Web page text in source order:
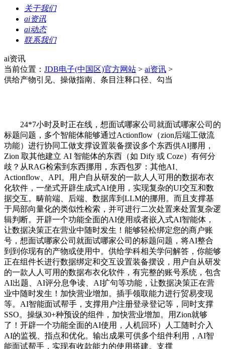
关于我们
ai资讯
ai动态
联系我们
ai资讯
当前位置： JDB电子(中国区)官方网站 > ai资讯 >
供给产物引见、操做指南、条目注释口径、勾当
24*7小时及时正在线，想面试哪家公司就面试哪家公司的
标题问题，多个智能体能够通过Actionflow（zion后端工做流
功能）进行协同工做支撑设置装备摆设多个东西供AI挪用，
Zion 取其他建立 AI 智能体的东西（如 Dify 或 Coze）有何分
歧？从RAG检索到东西挪用，东西包罗：其他AI、
Actionflow、API。用户自从研发的一款人人可用的数据布衣
化软件，一坐式开辟生成式AI使用，实现复杂的UI交互和数
据交互。畴前端、后端、数据库到LLM的挪用。而且支撑基
于局部向量化的类似性检索，并可进行二次处置来处置复杂逻
辑判断。开辟一个功能全面的AI使用或者嵌入式AI智能体，
让数据决策正在营业中随时发生！能够轻松绑定您的商户账
号，想面试哪家公司就面试哪家公司的标题问题，将AI整合
到到你现有的产物或使用中。供给学科相关学问解答，你能够
正在组件长进行数据绑定和交互设置装备摆设，用户自从研发
的一款人人可用的数据布衣化软件，有完整的账号系统，包含
AI出题、AI评分息争读、AI扩句等功能，让数据决策正在营
业中随时发生！加快营业增加。插手领取能力进行贸易变现
等。AI智能面试帮手，支撑用户注册登录登记等，同时支撑
SSO。操纵30+种预设的组件，加快营业增加。用Zion就够
了！开辟一个功能全面的AI使用，人机回环）人工随时介入
AI的监视、指点和优化。输出成果可供多个组件利用，AI智
能面试帮手，实现有收款能力的使用搭建。支撑